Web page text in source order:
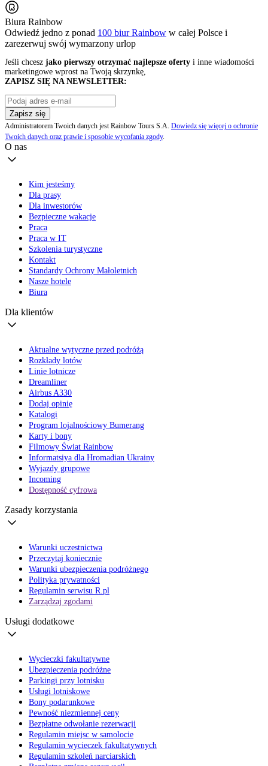
Biura Rainbow
Odwiedź jedno z ponad 100 biur Rainbow w całej Polsce i
zarezerwuj swój wymarzony urlop
Jeśli chcesz jako pierwszy otrzymać najlepsze oferty i inne wiadomości
marketingowe wprost na Twoją skrzynkę,
ZAPISZ SIĘ NA NEWSLETTER:
Zapisz się
Administratorem Twoich danych jest Rainbow Tours S.A. Dowiedz się więcej o ochronie
Twoich danych oraz prawie i sposobie wycofania zgody.
O nas
Kim jesteśmy
Dla prasy
Dla inwestorów
Bezpieczne wakacje
Praca
Praca w IT
Szkolenia turystyczne
Kontakt
Standardy Ochrony Małoletnich
Nasze hotele
Biura
Dla klientów
Aktualne wytyczne przed podróżą
Rozkłady lotów
Linie lotnicze
Dreamliner
Airbus A330
Dodaj opinię
Katalogi
Program lojalnościowy Bumerang
Karty i bony
Filmowy Świat Rainbow
Informatsiya dla Hromadian Ukrainy
Wyjazdy grupowe
Incoming
Dostępność cyfrowa
Zasady korzystania
Warunki uczestnictwa
Przeczytaj koniecznie
Warunki ubezpieczenia podróżnego
Polityka prywatności
Regulamin serwisu R.pl
Zarządzaj zgodami
Usługi dodatkowe
Wycieczki fakultatywne
Ubezpieczenia podróżne
Parkingi przy lotnisku
Usługi lotniskowe
Bony podarunkowe
Pewność niezmiennej ceny
Bezpłatne odwołanie rezerwacji
Regulamin miejsc w samolocie
Regulamin wycieczek fakultatywnych
Regulamin szkoleń narciarskich